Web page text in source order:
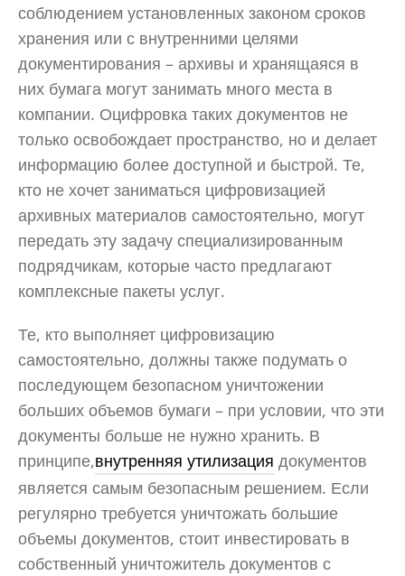
соблюдением установленных законом сроков
хранения или с внутренними целями
документирования – архивы и хранящаяся в
них бумага могут занимать много места в
компании. Оцифровка таких документов не
только освобождает пространство, но и делает
информацию более доступной и быстрой. Те,
кто не хочет заниматься цифровизацией
архивных материалов самостоятельно, могут
передать эту задачу специализированным
подрядчикам, которые часто предлагают
комплексные пакеты услуг.
Те, кто выполняет цифровизацию
самостоятельно, должны также подумать о
последующем безопасном уничтожении
больших объемов бумаги – при условии, что эти
документы больше не нужно хранить. В
принципе,внутренняя утилизация документов
является самым безопасным решением. Если
регулярно требуется уничтожать большие
объемы документов, стоит инвестировать в
собственный уничтожитель документов с